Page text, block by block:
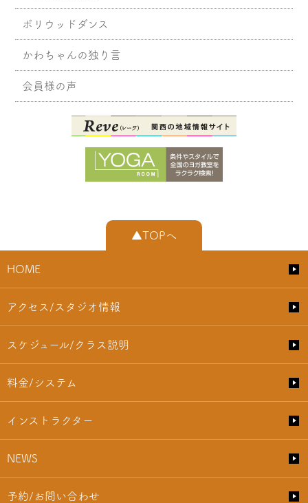
ボリウッドダンス
かわちゃんの独り言
会員様の声
▲TOPへ
HOME
アクセス/スタジオ情報
スケジュール/クラス説明
料金/システム
インストラクター
NEWS
予約/お問い合わせ